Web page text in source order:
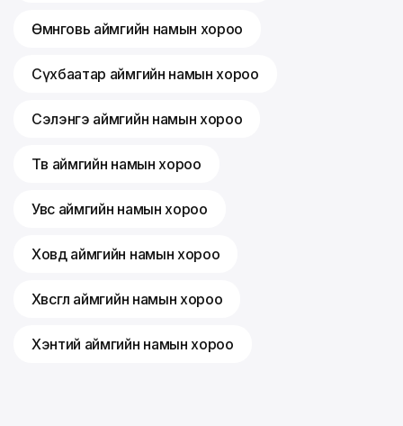
Өмнөговь аймгийн намын хороо
Сүхбаатар аймгийн намын хороо
Сэлэнгэ аймгийн намын хороо
Төв аймгийн намын хороо
Увс аймгийн намын хороо
Ховд аймгийн намын хороо
Хөвсгөл аймгийн намын хороо
Хэнтий аймгийн намын хороо